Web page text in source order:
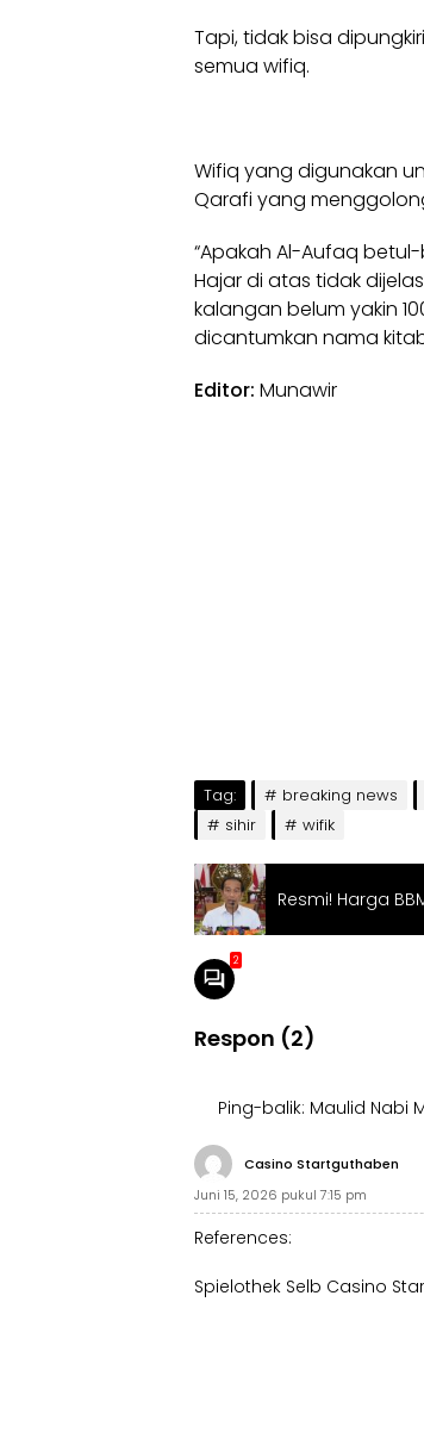
Tapi, tidak bisa
semua wifiq.
Wifiq yang digunakan
Qarafi yang
“Apakah Al-Aufaq
Hajar di atas tidak
kalangan belum yakin
dicantumkan nama kitab
Editor: Munawir
Tag: breaking news
sihir
wifik
Resmi! Harga
2
Respon (2)
Ping-balik: Maulid Nabi
Casino Startguthaben
Juni 15, 2026 pukul 7:15 pm
References:
Spielothek Selb Casino